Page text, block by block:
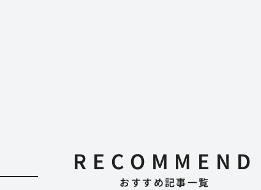
RECOMMEND
おすすめ記事一覧